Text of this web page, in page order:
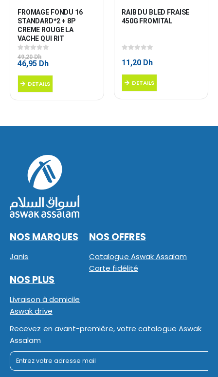
FROMAGE FONDU 16
STANDARD*2 + 8P
CREME ROUGE LA
VACHE QUI RIT
0sur 5
49,20Dh
Le
était :
49,20 Dh.
46,95 DhLe
est :
46,95 Dh.
DETAILS
RAIB DU BLED FRAISE
450G FROMITAL
11,20 Dh
DETAILS
NOS MARQUES
Janis
NOS OFFRES
Catalogue Aswak Assalam
Carte fidélité
NOS PLUS
Livraison à domicile
Aswak drive
Recevez en avant-première, votre catalogue Aswak
Assalam